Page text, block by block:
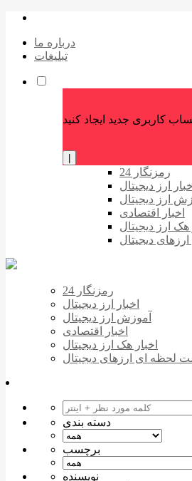
درباره ما
تبلیغات
رمزنگار 24
اخبار ارز دیجیتال
ارز دیجیتال
اخبار اقتصادی
هک ارز دیجیتال
دیجیتال
رمزنگار 24
اخبار ارز دیجیتال
آموزش ارز دیجیتال
اخبار اقتصادی
اخبار هک ارز دیجیتال
لحظه ای ارزهای دیجیتال
دسته بندی
برچسب
نویسنده